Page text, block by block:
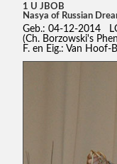
1 U JBOB
Nasya of Russian
Geb.: 04-12-2014
(Ch. Borzowski's
F. en Eig.: Van Hoof-